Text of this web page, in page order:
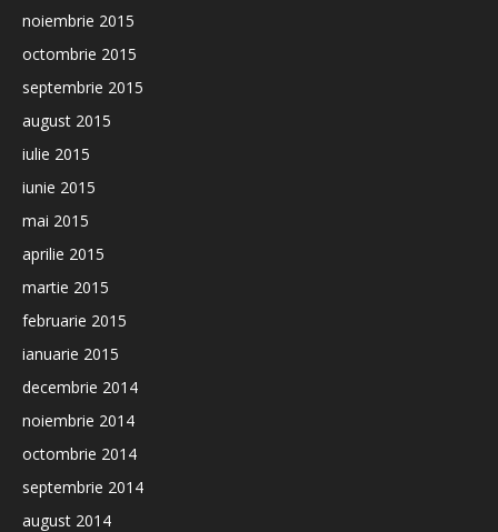
noiembrie 2015
octombrie 2015
septembrie 2015
august 2015
iulie 2015
iunie 2015
mai 2015
aprilie 2015
martie 2015
februarie 2015
ianuarie 2015
decembrie 2014
noiembrie 2014
octombrie 2014
septembrie 2014
august 2014